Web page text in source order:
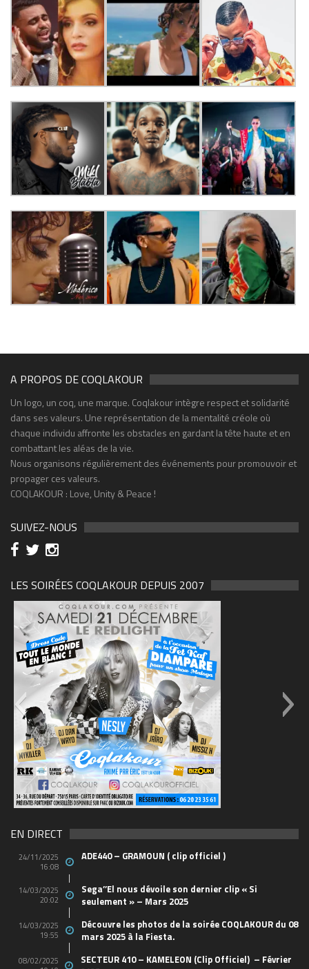
A PROPOS DE COQLAKOUR
Un logo, un coq, une marque. Coqlakour intègre respect et solidarité
dans ses valeurs. Une représentation de la mentalité créole où
chaque individu affronte les obstacles en gardant la tête haute et en
combattant les aléas de la vie.
Nous organisons régulièrement des événements pour promouvoir et
propager ces valeurs.
COQLAKOUR : Love, Unity & Peace !
SUIVEZ-NOUS
LES SOIRÉES COQLAKOUR DEPUIS 2007
(1)
EN DIRECT
24/11/2025
16:08
ADE440 – GRAMOUN ( clip officiel )
14/03/2025
20:02
Sega’’El nous dévoile son dernier clip « Si
seulement » – Mars 2025
14/03/2025
19:55
Découvre les photos de la soirée COQLAKOUR du 08
mars 2025 à la Fiesta.
08/02/2025
SECTEUR 410 – KAMELEON (Clip Officiel) – Février